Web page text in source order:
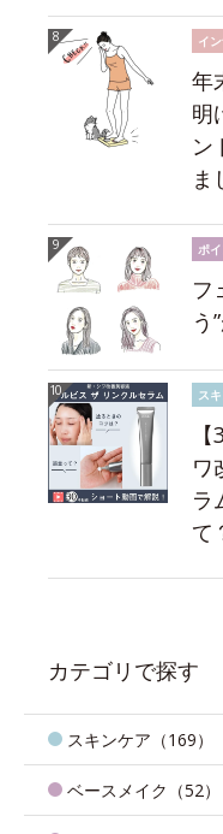
イ
年
明
ン
ま
ポ
フ
う
ス
ワ
ラ
て
カテゴリで探す
スキンケア（169）
ベースメイク（52）